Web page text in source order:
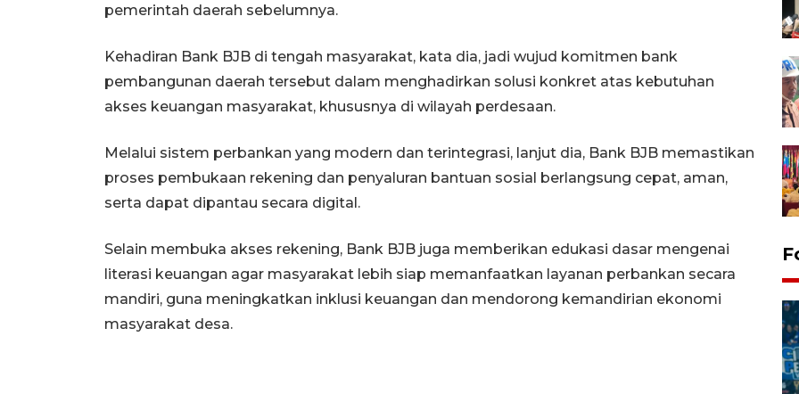
pemerintah daerah sebelumnya.
Kehadiran Bank BJB di tengah masyarakat, kata dia, jadi wujud komitmen bank
pembangunan daerah tersebut dalam menghadirkan solusi konkret atas kebutuhan
akses keuangan masyarakat, khususnya di wilayah perdesaan.
Melalui sistem perbankan yang modern dan terintegrasi, lanjut dia, Bank BJB memastikan
proses pembukaan rekening dan penyaluran bantuan sosial berlangsung cepat, aman,
serta dapat dipantau secara digital.
Selain membuka akses rekening, Bank BJB juga memberikan edukasi dasar mengenai
literasi keuangan agar masyarakat lebih siap memanfaatkan layanan perbankan secara
mandiri, guna meningkatkan inklusi keuangan dan mendorong kemandirian ekonomi
masyarakat desa.